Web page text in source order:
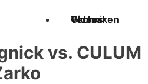
Techniken
Videos
Glossar
vs. CULUM